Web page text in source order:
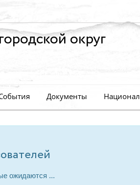
округ
Документы
ожидаются ...